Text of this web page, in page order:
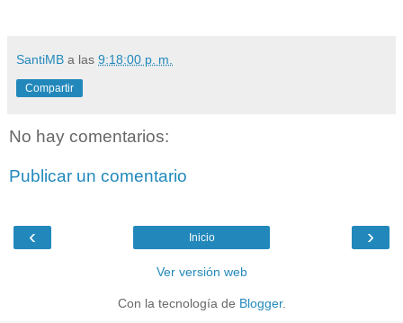
SantiMB a las 9:18:00 p. m.
Compartir
No hay comentarios:
Publicar un comentario
‹ ›
Inicio
Ver versión web
Con la tecnología de Blogger.